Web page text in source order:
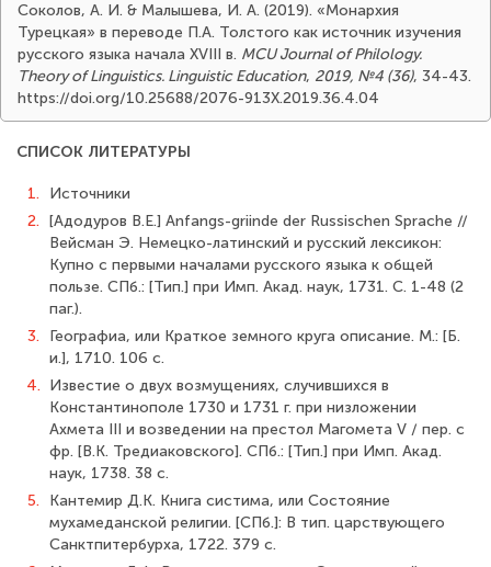
Соколов, А. И. & Малышева, И. А. (2019). «Монархия
Турецкая» в переводе П.А. Толстого как источник изучения
русского языка начала XVIII в. MCU Journal of Philology.
Theory of Linguistics. Linguistic Education, 2019, №4 (36), 34-43.
https://doi.org/10.25688/2076-913X.2019.36.4.04
СПИСОК ЛИТЕРАТУРЫ
1.
Источники
2. [Адодуров В.Е.] Anfangs-griinde der Russischen Sprache //
Вейсман Э. Немецко-латинский и русский лексикон:
Купно с первыми началами русского языка к общей
пользе. СПб.: [Тип.] при Имп. Акад. наук, 1731. С. 1-48 (2
паг.).
3.
Географиа, или Краткое земного круга описание. М.: [Б.
и.], 1710. 106 с.
4. Известие о двух возмущениях, случившихся в
Константинополе 1730 и 1731 г. при низложении
Ахмета III и возведении на престол Магомета V / пер. с
фр. [В.К. Тредиаковского]. СПб.: [Тип.] при Имп. Акад.
наук, 1738. 38 с.
5.
Кантемир Д.К. Книга систима, или Состояние
мухамеданской религии. [СПб.]: В тип. царствующего
Санктпитербурха, 1722. 379 с.